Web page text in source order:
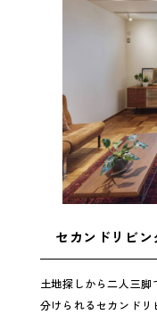
セカンドリビン
土地探しから二人三脚
分けられるセカンドリ